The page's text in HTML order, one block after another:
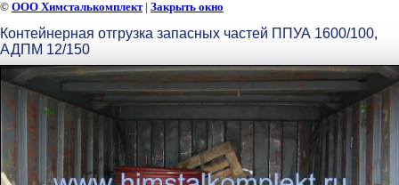
© ООО Химсталькомплект| Закрыть окно
Контейнерная отгрузка запасных частей ППУА 1600/100,
АДПМ 12/150